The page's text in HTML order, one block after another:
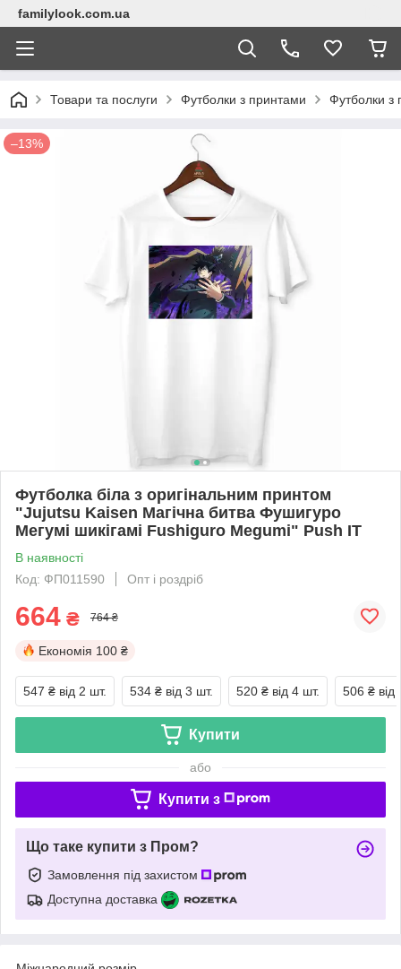
familylook.com.ua
Товари та послуги Футболки з принтами Футболки з
–13%
Футболка біла з оригінальним принтом
"Jujutsu Kaisen Магічна битва Фушигуро
Мегумі шикігамі Fushiguro Megumi" Push IT
В наявності
Код: ФП011590
Опт і роздріб
664 ₴ 764 ₴
Економія 100 ₴
547 ₴ від 2 шт. 534 ₴ від 3 шт. 520 ₴ від 4 шт. 506 ₴ від
Купити
або
Купити з
Що таке купити з Пром?
Замовлення під захистом
Доступна доставка